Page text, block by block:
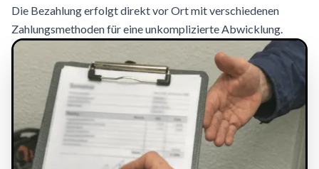
Die Bezahlung erfolgt direkt vor Ort mit verschiedenen
Zahlungsmethoden für eine unkomplizierte Abwicklung.